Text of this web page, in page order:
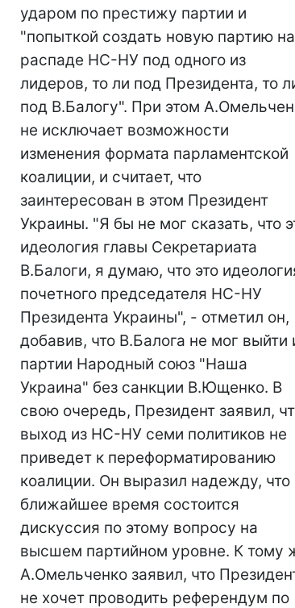
ударом по престижу партии и
"попыткой создать новую партию на
распаде НС-НУ под одного из
лидеров, то ли под Президента, то
под В.Балогу". При этом
не исключает возможности
изменения формата парламентской
коалиции, и считает, что
заинтересован в этом Президент
Украины. "Я бы не мог сказать, что
идеология главы Секретариата
В.Балоги, я думаю, что это
почетного председателя НС-НУ
Президента Украины", - отметил он,
добавив, что В.Балога не мог выйти
партии Народный союз "Наша
Украина" без санкции В.Ющенко. В
свою очередь, Президент заявил,
выход из НС-НУ семи политиков не
приведет к переформатированию
коалиции. Он выразил надежду, что
ближайшее время состоится
дискуссия по этому вопросу на
высшем партийном уровне. К тому
А.Омельченко заявил, что
не хочет проводить референдум по